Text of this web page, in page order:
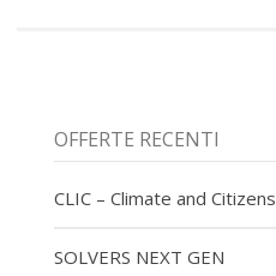
OFFERTE RECENTI
CLIC – Climate and
SOLVERS NEXT GEN